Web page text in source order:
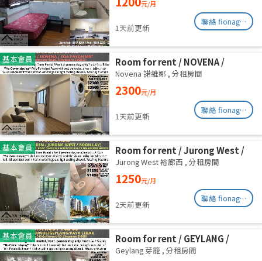
元/月
1天前更新
聯絡 fionag@transinex.com.sg
基本會員
Room for rent / NOVENA /
Master room / 2,3 pax stay /
Available Immediately
Novena 諾維娜 , 分租房間
2300元/月
1天前更新
聯絡 fionag@transinex.com.sg
基本會員
Room for rent / Jurong West /
Common room / 1pax stay /
Available Oct 2
Jurong West 裕廊西 , 分租房間
1250元/月
2天前更新
聯絡 fionag@transinex.com.sg
基本會員
Room for rent / GEYLANG /
Common room / 1pax stay /
Geylang 芽籠 , 分租房間